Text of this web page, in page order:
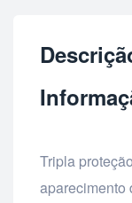
Tripla
aparecimento